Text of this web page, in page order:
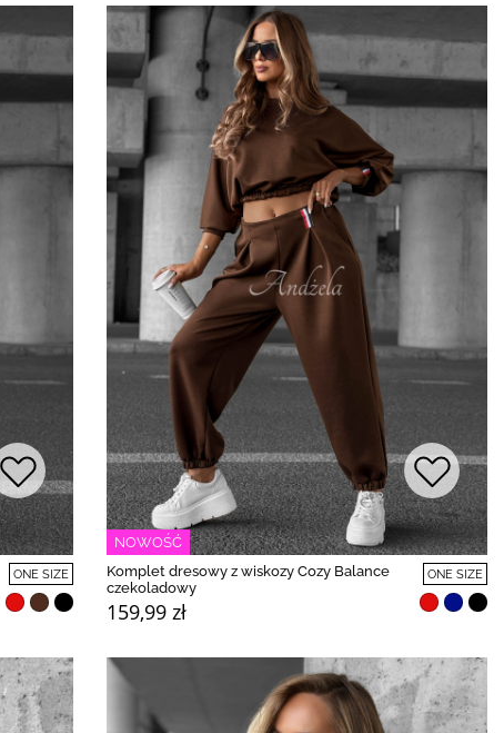
ONE SIZE
NOWOŚĆ
Komplet dresowy z wiskozy Cozy Balance
czekoladowy
159,99 zł
ONE SIZE